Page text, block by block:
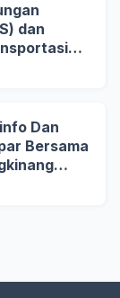
dan
Dan
Bersama